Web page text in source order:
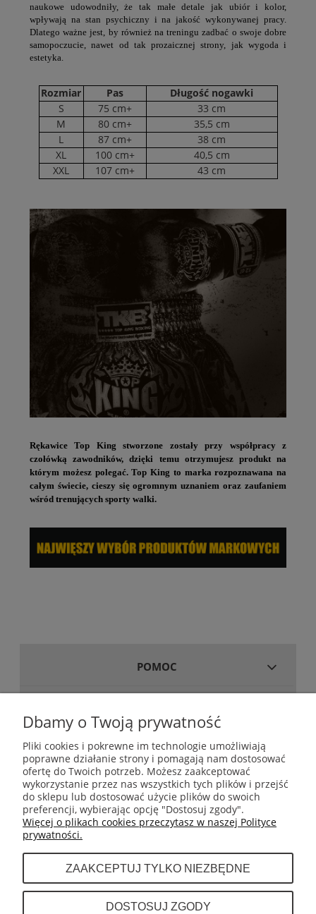
naukowe udowodniły, że tak małe detale jak ubiór i kolor,
wpływają na stan psychiczny i na jakość wykonywanej pracy.
Dlatego ważne jest, by również na treningu zadbać o swoje dobre
samopoczucie, nawet od tak prozaicznej strony, jak wygoda i
estetyka.
Rozmiar Pas
Długość nogawki
S
75 cm+
33 cm
M
80 cm+
35,5 cm
L
87 cm+
38 cm
XL
100 cm+
40,5 cm
XXL
107 cm+ 43 cm
Rękawice Top King stworzone zostały przy współpracy z
czołówką zawodników, dzięki temu otrzymujesz produkt na
którym możesz polegać. Top King to marka rozpoznawana na
całym świecie, cieszy się ogromnym uznaniem oraz zaufaniem
wśród trenujących sporty walki.
POMOC
MOJE KONTO
GWARANCJA I ZWROTY
INFORMACJE
O NAS
Dystrybutor sprzętu do boksu tajskiego (muay
Dbamy o Twoją prywatność
Pliki cookies i pokrewne im technologie umożliwiają
poprawne działanie strony i pomagają nam dostosować
ofertę do Twoich potrzeb. Możesz zaakceptować
wykorzystanie przez nas wszystkich tych plików i przejść
do sklepu lub dostosować użycie plików do swoich
preferencji, wybierając opcję "Dostosuj zgody".
Więcej o plikach cookies przeczytasz w naszej Polityce
prywatności.
ZAAKCEPTUJ TYLKO NIEZBĘDNE
DOSTOSUJ ZGODY